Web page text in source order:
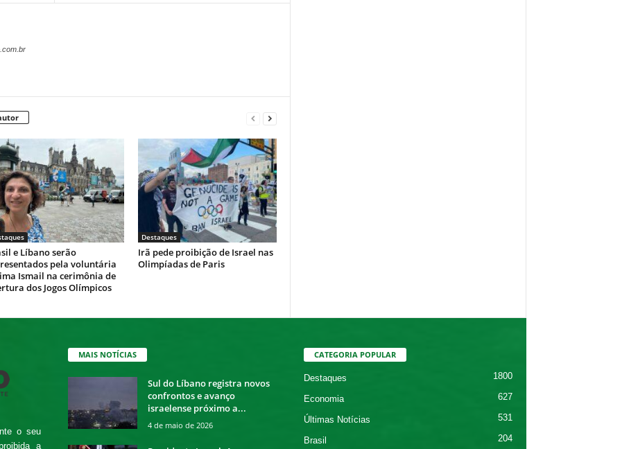
e Líbano serão
pela voluntária
Ismail na cerimônia de
dos Jogos Olímpicos
Destaques
Irã pede proibição de Israel nas
Olimpíadas de Paris
o seu
a
MAIS NOTÍCIAS
Sul do Líbano registra novos
confrontos e avanço
israelense próximo a...
4 de maio de 2026
CATEGORIA POPULAR
Destaques 1800
Economia 627
Últimas Notícias 531
Brasil 204